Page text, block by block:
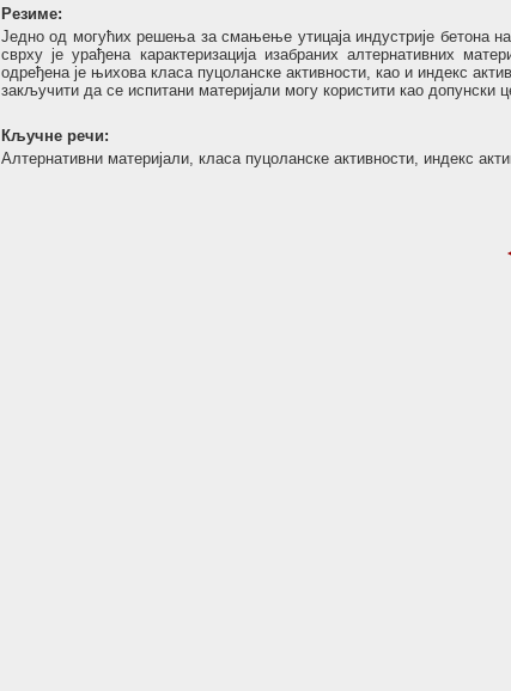
Резиме:
Једно од могућих решења за смањење утицаја индустрије бетона
сврху је урађена карактеризација изабраних алтернативних
одређена је њихова класа пуцоланске активности, као и индекс
закључити да се испитани материјали могу користити као допунски
Кључне речи:
Aлтернативни материјали, класа пуцоланске активности, индекс